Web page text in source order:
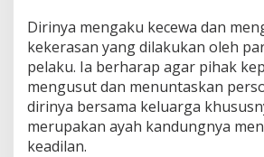
Dirinya mengaku kecewa dan
kekerasan yang dilakukan oleh
pelaku. Ia berharap agar pihak
mengusut dan menuntaskan
dirinya bersama keluarga
merupakan ayah kandungnya
keadilan.